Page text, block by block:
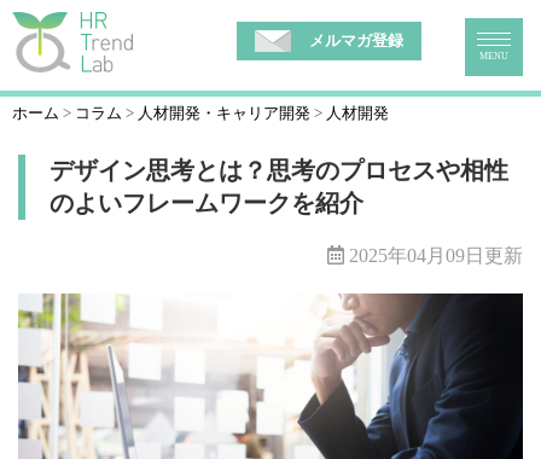
メルマガ登録
MENU
ホーム コラム 人材開発・キャリア開発 人材開発
デザイン思考とは？思考のプロセスや相性
のよいフレームワークを紹介
2025年04月09日更新